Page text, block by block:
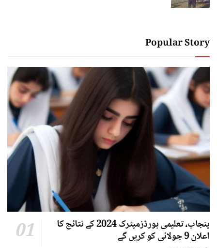
Popular Story
پنجاب، تعلیمی بورڈزمیٹرک 2024 کے نتائج کا
اعلان 9 جولائی کو کریں گے